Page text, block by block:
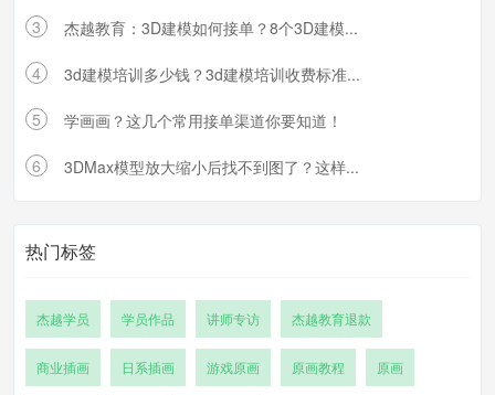
3 杰越教育：3D建模如何接单？8个3D建模...
4 3d建模培训多少钱？3d建模培训收费标准...
5 学画画？这几个常用接单渠道你要知道！
6 3DMax模型放大缩小后找不到图了？这样...
热门标签
杰越学员 学员作品 讲师专访 杰越教育退款
商业插画 日系插画 游戏原画 原画教程 原画